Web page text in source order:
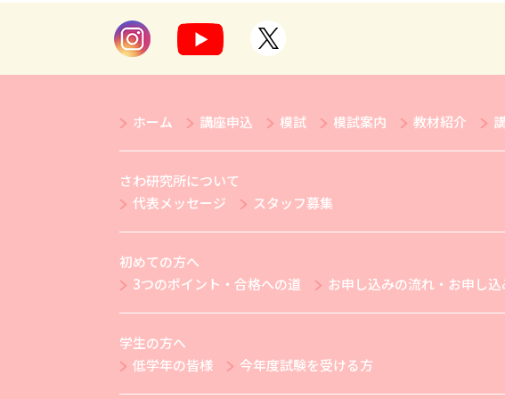
ホーム 講座申込 模試 模試案内 教材紹介
さわ研究所について
代表メッセージ
スタッフ募集
初めての方へ
3つのポイント・合格への道
お申し込みの流れ・お申し
学生の方へ
低学年の皆様
今年度試験を受ける方